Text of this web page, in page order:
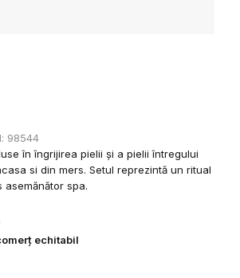
98544
în îngrijirea pielii și a pielii întregului
si din mers. Setul reprezintă un ritual
spa.
echitabil